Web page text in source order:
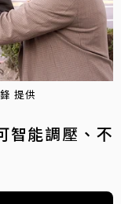
提供
能調壓、不